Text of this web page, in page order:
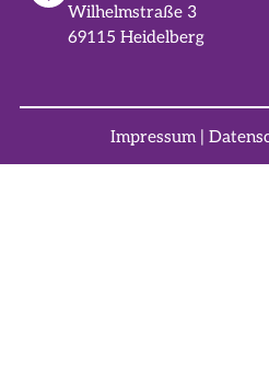
Wilhelmstraße 3
69115 Heidelberg
Impressum|